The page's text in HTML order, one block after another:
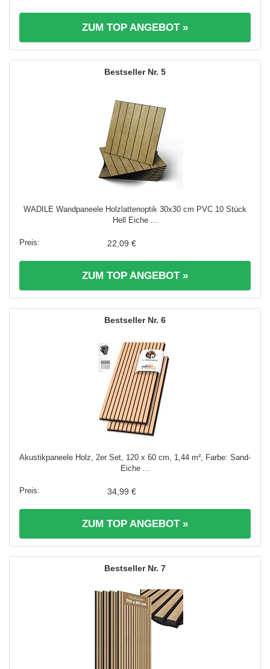
ZUM TOP ANGEBOT »
5
WADILE Wandpaneele Holzlattenoptik 30x30 cm PVC 10 Stück
Hell Eiche ...
22,09 €
ZUM TOP ANGEBOT »
6
Akustikpaneele Holz, 2er Set, 120 x 60 cm, 1,44 m², Farbe: Sand-
Eiche ...
34,99 €
ZUM TOP ANGEBOT »
7